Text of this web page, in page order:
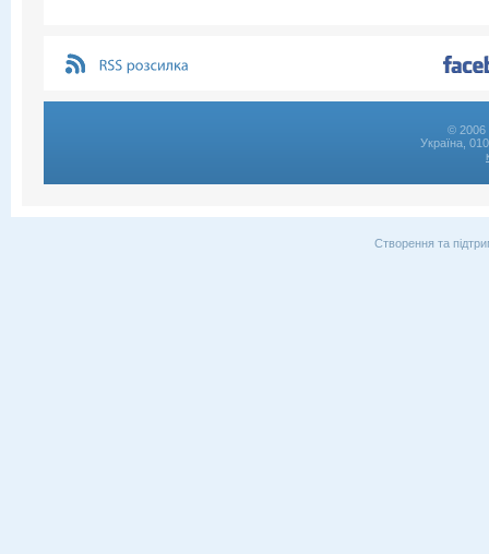
© 2006
Україна,
Створення та